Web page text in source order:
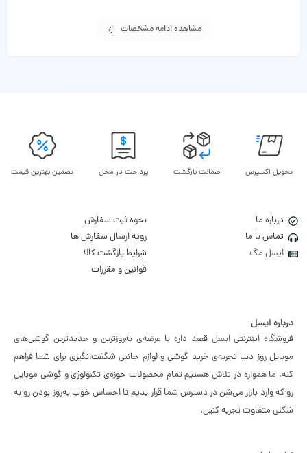
مشاهده ادامه مشخصات
تحویل اکسپرس ضمانت بازگشت پرداخت در محل تضمین بهترین قیمت
درباره ما
تماس با ما
ایسل مگ
نحوه ثبت سفارش
رویه ارسال سفارش ها
شرایط بازگشت کالا
قوانین و مقررات
درباره ایسل
فروشگاه اینترنتی ایسل قصد داره با عرضه‌ی به‌روزترین و جدیدترین گوشی‌های
موبایل روز دنیا تجربه‌ی خرید گوشی و لوازم جانبی شگفت‌انگیزی برای شما فراهم
کنه. ما همواره در تلاش هستیم تمام محصولات حوزه‌ی تکنولوژی و گوشی موبایل
رو که وارد بازار می‌شن در دسترس شما قرار بدیم تا احساس خوب به‌روز بودن رو به
شکلی متفاوت تجربه کنین.